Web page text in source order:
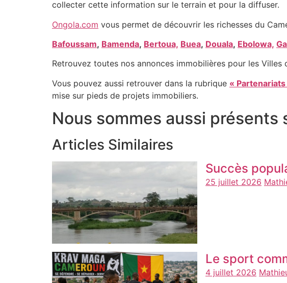
collecter cette information sur le terrain et pour la diffuser.
Ongola.com vous permet de découvrir les richesses du
Bafoussam, Bamenda, Bertoua, Buea, Douala, Ebolowa,
Retrouvez toutes nos annonces immobilières pour les Villes
Vous pouvez aussi retrouver dans la rubrique « Partenariats
mise sur pieds de projets immobiliers.
Nous sommes aussi
Articles Similaires
Succès
25 juillet 2026
Le sport
4 juillet 2026